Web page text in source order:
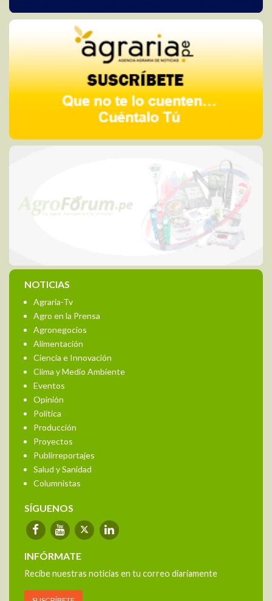
NOTICIAS
Agraria-Tv
Agro en la Prensa
Agronegocios
Alimentación
Ciencia e Innovación
Clima y Medio Ambiente
Eventos
Opinión
Política
Producción
Proyectos
Publirreportajes
Salud y Sanidad
Columnistas
SÍGUENOS
INFÓRMATE
Recibe nuestras noticias en tu correo diariamente